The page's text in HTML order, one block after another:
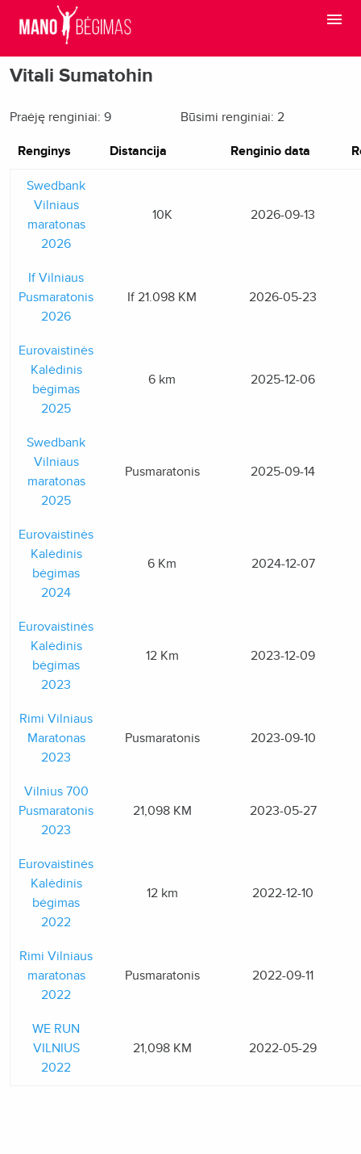
Vitali Sumatohin
Praėję renginiai: 9 Būsimi renginiai: 2
Renginys Distancija Renginio data
Swedbank
Vilniaus
maratonas
2026
10K 2026-09-13
If Vilniaus
Pusmaratonis
2026
If 21.098 KM 2026-05-23
Eurovaistinės
Kalėdinis
bėgimas
2025
6 km 2025-12-06
Swedbank
Vilniaus
maratonas
2025
Pusmaratonis 2025-09-14
Eurovaistinės
Kalėdinis
bėgimas
2024
6 Km 2024-12-07
Eurovaistinės
Kalėdinis
bėgimas
2023
12 Km 2023-12-09
Rimi Vilniaus
Maratonas
2023
Pusmaratonis 2023-09-10
Vilnius 700
Pusmaratonis
2023
21,098 KM 2023-05-27
Eurovaistinės
Kalėdinis
bėgimas
2022
12 km 2022-12-10
Rimi Vilniaus
maratonas
2022
Pusmaratonis 2022-09-11
WE RUN
VILNIUS
2022
21,098 KM 2022-05-29